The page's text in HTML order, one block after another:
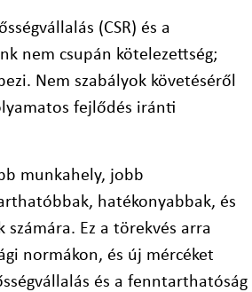
(CSR) és a
nem csupán kötelezettség;
Nem szabályok követéséről
fejlődés iránti
munkahely, jobb
hatékonyabbak, és
Ez a törekvés arra
normákon, és új mércéket
és a fenntarthatóság